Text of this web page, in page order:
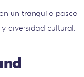
un tranquilo paseo
diversidad cultural.